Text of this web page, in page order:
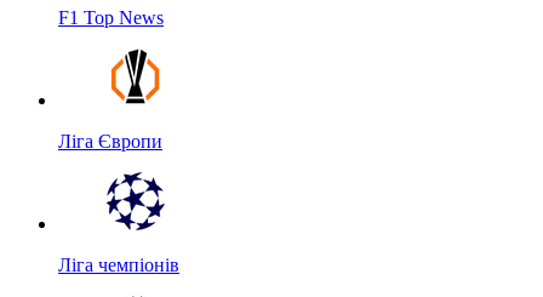
F1 Top News
Ліга Європи
Ліга чемпіонів